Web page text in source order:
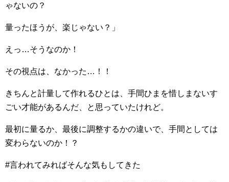
ゃないの？
量ったほうが、楽じゃない？」
えっ…そうなのか！
その視点は、なかった…！！
きちんと計量して作れるひとは、手間ひまを惜しまないす
ごい才能があるんだ、と思っていたけれど。
最初に量るか、最後に調整するかの違いで、手間としては
変わらないのか！？
#言われてみればそんな気もしてきた